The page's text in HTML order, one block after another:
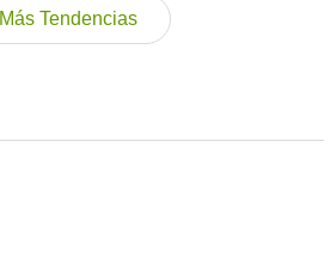
Más Tendencias